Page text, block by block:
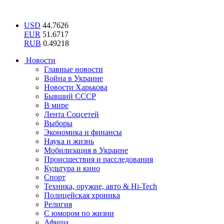
USD 44.7626
EUR 51.6717
RUB 0.49218
Новости
Главные новости
Война в Украине
Новости Харькова
Бывший СССР
В мире
Лента Соцсетей
Выборы
Экономика и финансы
Наука и жизнь
Мобилизация в Украине
Происшествия и расследования
Культура и кино
Спорт
Техника, оружие, авто & Hi-Tech
Полицейская хроника
Религия
С юмором по жизни
Афиша